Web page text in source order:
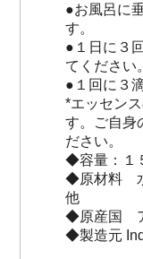
●お風呂に
す。
●１日に３
てください。
●１回に３
*エッセン
す。ご自身
ださい。
◆容量：１
◆原材料
他
◆原産国
◆製造元